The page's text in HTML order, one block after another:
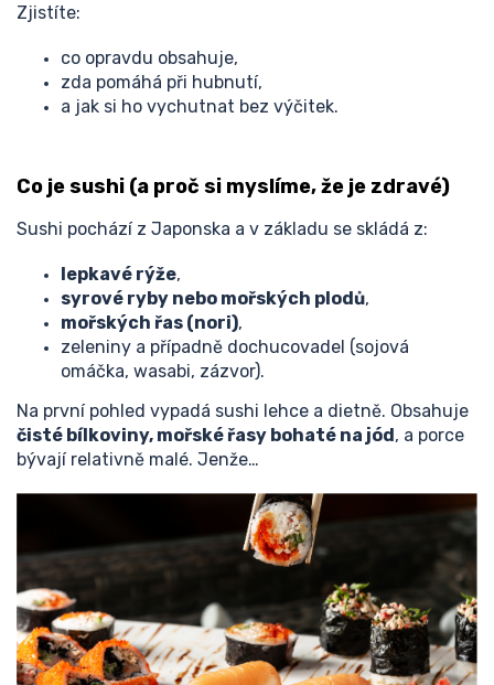
Zjistíte:
co opravdu obsahuje,
zda pomáhá při hubnutí,
a jak si ho vychutnat bez výčitek.
Co je sushi (a proč si myslíme, že je zdravé)
Sushi pochází z Japonska a v základu se skládá z:
lepkavé rýže,
syrové ryby nebo mořských plodů,
mořských řas (nori),
zeleniny a případně dochucovadel (sojová
omáčka, wasabi, zázvor).
Na první pohled vypadá sushi lehce a dietně. Obsahuje
čisté bílkoviny, mořské řasy bohaté na jód, a porce
bývají relativně malé. Jenže…